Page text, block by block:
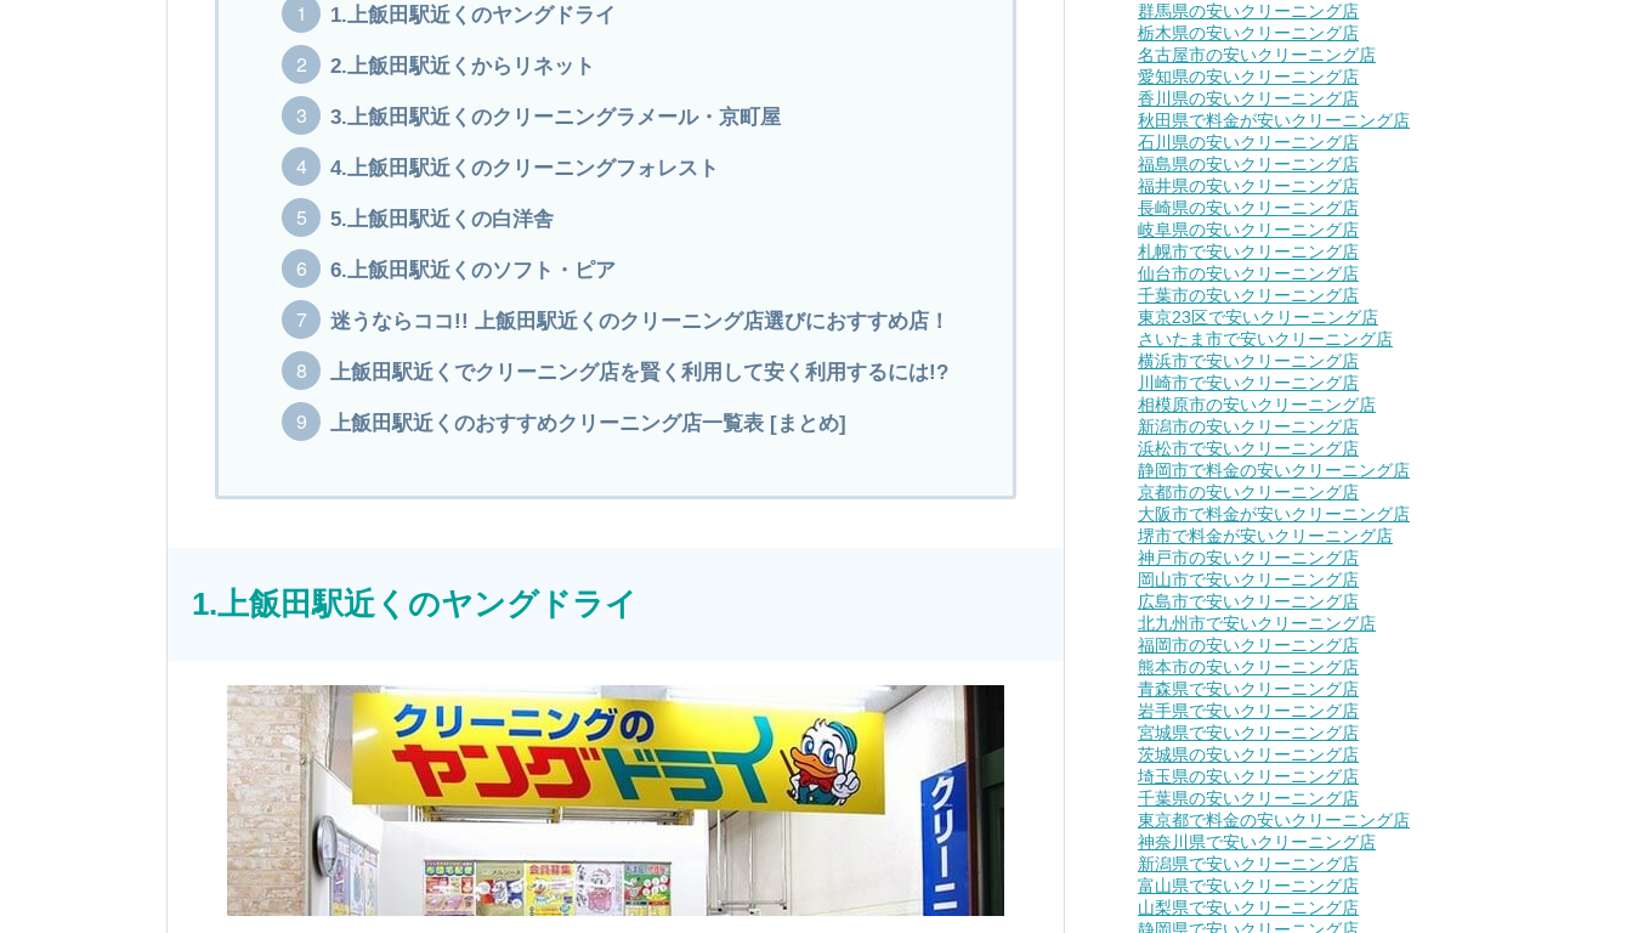
1.上飯田駅近くのヤングドライ
2.上飯田駅近くからリネット
3.上飯田駅近くのクリーニングラメール・京町屋
4.上飯田駅近くのクリーニングフォレスト
5.上飯田駅近くの白洋舎
6.上飯田駅近くのソフト・ピア
迷うならココ!! 上飯田駅近くのクリーニング店選びにおすすめ店！
上飯田駅近くでクリーニング店を賢く利用して安く利用するには!?
上飯田駅近くのおすすめクリーニング店一覧表 [まとめ]
1.上飯田駅近くのヤングドライ
群馬県の安いクリーニング店
栃木県の安いクリーニング店
名古屋市の安いクリーニング店
愛知県の安いクリーニング店
香川県の安いクリーニング店
秋田県で料金が安いクリーニング店
石川県の安いクリーニング店
福島県の安いクリーニング店
福井県の安いクリーニング店
長崎県の安いクリーニング店
岐阜県の安いクリーニング店
札幌市で安いクリーニング店
仙台市の安いクリーニング店
千葉市の安いクリーニング店
東京23区で安いクリーニング店
さいたま市で安いクリーニング店
横浜市で安いクリーニング店
川崎市で安いクリーニング店
相模原市の安いクリーニング店
新潟市の安いクリーニング店
浜松市で安いクリーニング店
静岡市で料金の安いクリーニング店
京都市の安いクリーニング店
大阪市で料金が安いクリーニング店
堺市で料金が安いクリーニング店
神戸市の安いクリーニング店
岡山市で安いクリーニング店
広島市で安いクリーニング店
北九州市で安いクリーニング店
福岡市の安いクリーニング店
熊本市の安いクリーニング店
青森県で安いクリーニング店
岩手県で安いクリーニング店
宮城県で安いクリーニング店
茨城県の安いクリーニング店
埼玉県の安いクリーニング店
千葉県の安いクリーニング店
東京都で料金の安いクリーニング店
神奈川県で安いクリーニング店
新潟県で安いクリーニング店
富山県で安いクリーニング店
山梨県で安いクリーニング店